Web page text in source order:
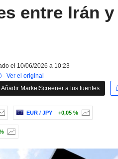
entre Irán y
el 10/06/2026 a 10:23
- Ver el original
Añadir MarketScreener a tus fuentes
EUR / JPY +0,05 %